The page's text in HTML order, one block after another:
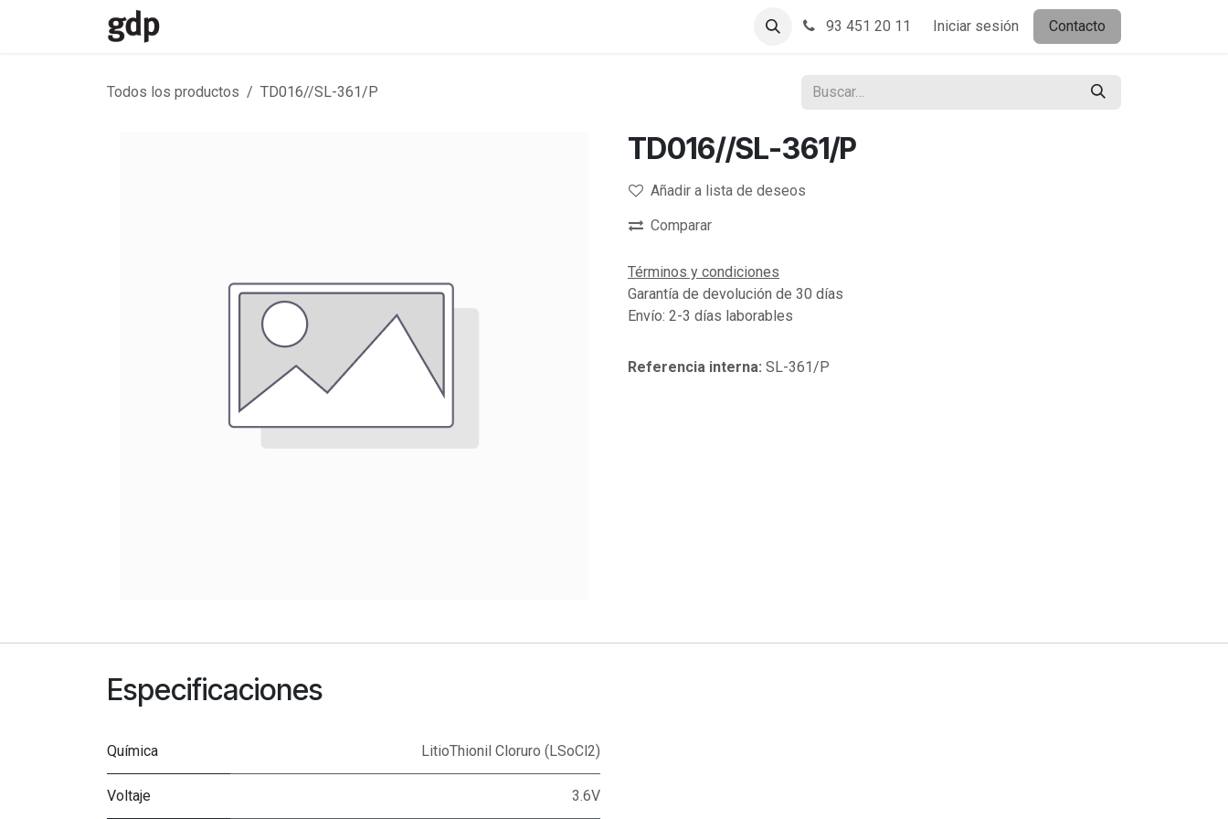
93 451 20 11 Iniciar sesión Contacto
Todos los productos TD016//SL-361/P
TD016//SL-361/P
Añadir a lista de deseos
Comparar
Términos y condiciones
Garantía de devolución de 30 días
Envío: 2-3 días laborables
Referencia interna: SL-361/P
Especificaciones
Química LitioThionil Cloruro (LSoCl2)
Voltaje 3.6V